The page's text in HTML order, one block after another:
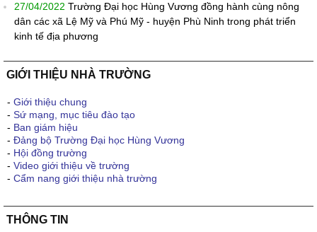
27/04/2022 Trường Đại học Hùng Vương đồng hành cùng nông
dân các xã Lệ Mỹ và Phú Mỹ - huyện Phù Ninh trong phát triển
kinh tế địa phương
GIỚI THIỆU NHÀ TRƯỜNG
- Giới thiệu chung
- Sứ mạng, mục tiêu đào tạo
- Ban giám hiệu
- Đảng bộ Trường Đại học Hùng Vương
- Hội đồng trường
- Video giới thiệu về trường
- Cẩm nang giới thiệu nhà trường
THÔNG TIN